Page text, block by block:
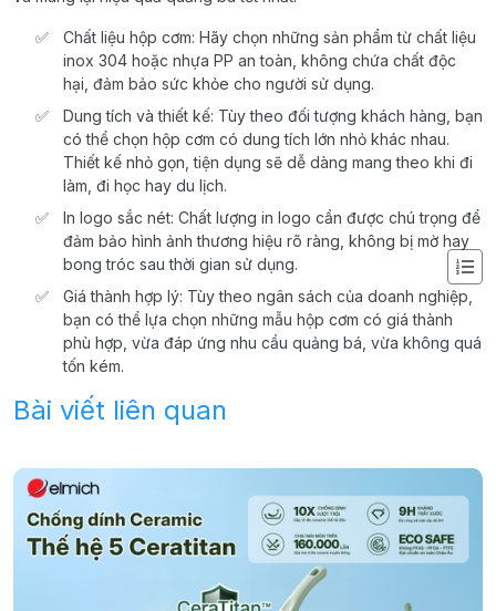
Chất liệu hộp cơm: Hãy chọn những sản phẩm từ chất liệu
inox 304 hoặc nhựa PP an toàn, không chứa chất độc
hại, đảm bảo sức khỏe cho người sử dụng.
Dung tích và thiết kế: Tùy theo đối tượng khách hàng, bạn
có thể chọn hộp cơm có dung tích lớn nhỏ khác nhau.
Thiết kế nhỏ gọn, tiện dụng sẽ dễ dàng mang theo khi đi
làm, đi học hay du lịch.
In logo sắc nét: Chất lượng in logo cần được chú trọng để
đảm bảo hình ảnh thương hiệu rõ ràng, không bị mờ hay
bong tróc sau thời gian sử dụng.
Giá thành hợp lý: Tùy theo ngân sách của doanh nghiệp,
bạn có thể lựa chọn những mẫu hộp cơm có giá thành
phù hợp, vừa đáp ứng nhu cầu quảng bá, vừa không quá
tốn kém.
Bài viết liên quan